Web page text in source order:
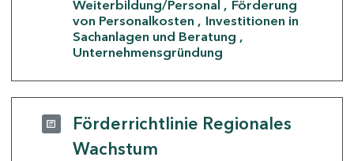
Weiterbildung/Personal
Förderung
von Personalkosten
Investitionen in
Sachanlagen und Beratung
Unternehmensgründung
Förderrichtlinie Regionales
Wachstum